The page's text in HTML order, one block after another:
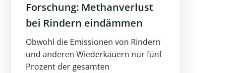
Forschung: Methanverlust
bei Rindern eindämmen
Obwohl die Emissionen von Rindern
und anderen Wiederkäuern nur fünf
Prozent der gesamten